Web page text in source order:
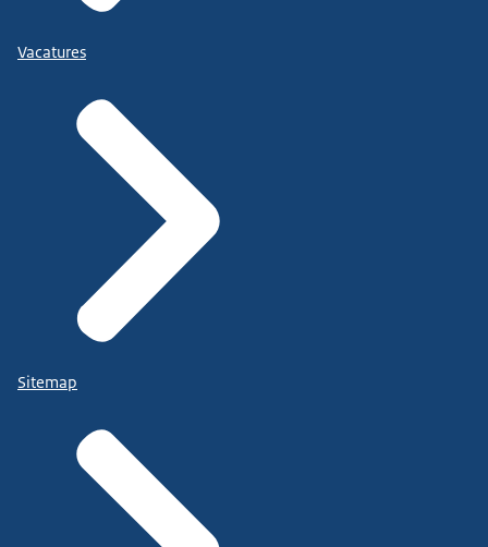
Vacatures
Sitemap